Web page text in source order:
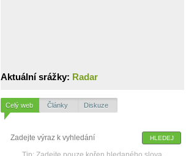
Aktuální srážky: Radar
Celý web Články Diskuze